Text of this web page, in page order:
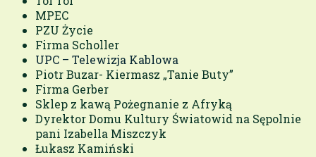
MPEC
PZU Życie
Firma Scholler
UPC – Telewizja Kablowa
Piotr Buzar- Kiermasz „Tanie Buty”
Firma Gerber
Sklep z kawą Pożegnanie z Afryką
Dyrektor Domu Kultury Światowid na Sępolnie
pani Izabella Miszczyk
Łukasz Kamiński